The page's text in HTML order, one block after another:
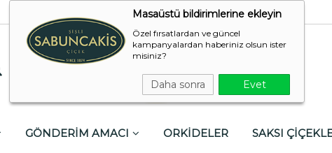
Masaüstü bildirimlerine ekleyin
Özel fırsatlardan ve güncel
kampanyalardan haberiniz olsun ister
misiniz?
Daha sonra Evet
GÖNDERİM AMACI ORKİDELER SAKSI